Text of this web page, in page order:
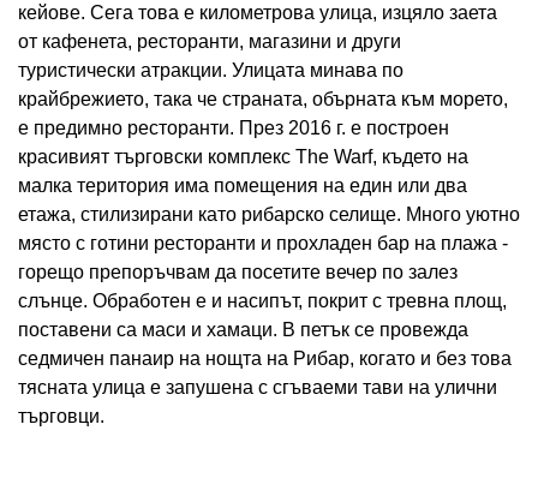
кейове. Сега това е километрова улица, изцяло заета
от кафенета, ресторанти, магазини и други
туристически атракции. Улицата минава по
крайбрежието, така че страната, обърната към морето,
е предимно ресторанти. През 2016 г. е построен
красивият търговски комплекс The Warf, където на
малка територия има помещения на един или два
етажа, стилизирани като рибарско селище. Много уютно
място с готини ресторанти и прохладен бар на плажа -
горещо препоръчвам да посетите вечер по залез
слънце. Обработен е и насипът, покрит с тревна площ,
поставени са маси и хамаци. В петък се провежда
седмичен панаир на нощта на Рибар, когато и без това
тясната улица е запушена с сгъваеми тави на улични
търговци.